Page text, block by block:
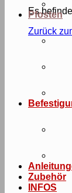
Es
Zurück
Pfosten
Zubehör
INFOS